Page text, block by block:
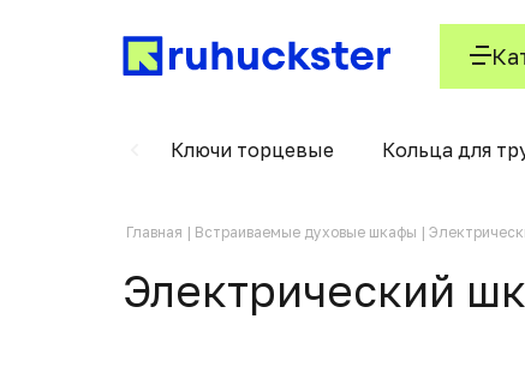
Ключи торцевые Кольца для
Главная Встраиваемые духовые шкафы
Электрический